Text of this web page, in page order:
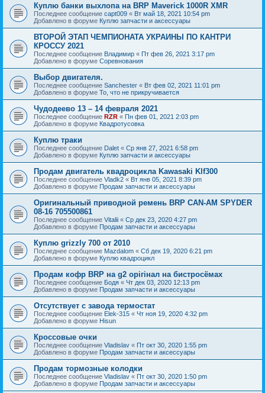
Куплю банки выхлопа на BRP Maverick 1000R XMR
Последнее сообщение capt009 « Вт май 18, 2021 10:54 pm
Добавлено в форуме Куплю запчасти и аксессуары
ВТОРОЙ ЭТАП ЧЕМПИОНАТА УКРАИНЫ ПО КАНТРИ
КРОССУ 2021
Последнее сообщение Владимир « Пт фев 26, 2021 3:17 pm
Добавлено в форуме Соревнования
Выбор двигателя.
Последнее сообщение Sanchester « Вт фев 02, 2021 11:01 pm
Добавлено в форуме То, что не прикручивается
Чудодеево 13 – 14 февраля 2021
Последнее сообщение RZR « Пн фев 01, 2021 2:03 pm
Добавлено в форуме Квадротусовка
Куплю траки
Последнее сообщение Dalet « Ср янв 27, 2021 6:58 pm
Добавлено в форуме Куплю запчасти и аксессуары
Продам двигатель квадроцикла Kawasaki Klf300
Последнее сообщение Vladk2 « Вт янв 05, 2021 8:39 pm
Добавлено в форуме Продам запчасти и аксессуары
Оригинальный приводной ремень BRP CAN-AM SPYDER
08-16 705500861
Последнее сообщение Vitalii « Ср дек 23, 2020 4:27 pm
Добавлено в форуме Продам запчасти и аксессуары
Куплю grizzly 700 от 2010
Последнее сообщение Mazdalom « Сб дек 19, 2020 6:21 pm
Добавлено в форуме Куплю квадроцикл
Продам кофр BRP на g2 орігінал на бистросёмах
Последнее сообщение Бодя « Чт дек 03, 2020 12:13 pm
Добавлено в форуме Продам запчасти и аксессуары
Отсутствует с завода термостат
Последнее сообщение Elek-315 « Чт ноя 19, 2020 4:32 pm
Добавлено в форуме Hisun
Кроссовые очки
Последнее сообщение Vladislav « Пт окт 30, 2020 1:55 pm
Добавлено в форуме Продам запчасти и аксессуары
Продам тормозные колодки
Последнее сообщение Vladislav « Пт окт 30, 2020 1:50 pm
Добавлено в форуме Продам запчасти и аксессуары